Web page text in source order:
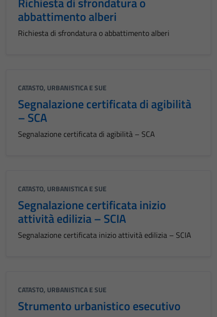
abbattimento alberi
Richiesta di sfrondatura o abbattimento alberi
CATASTO, URBANISTICA E SUE
Segnalazione certificata di agibilità
– SCA
Segnalazione certificata di agibilità – SCA
CATASTO, URBANISTICA E SUE
Segnalazione certificata inizio
attività edilizia – SCIA
Segnalazione certificata inizio attività edilizia – SCIA
CATASTO, URBANISTICA E SUE
Strumento urbanistico esecutivo